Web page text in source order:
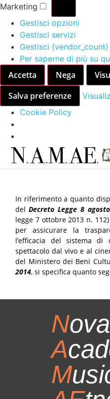
Marketing
Gestisci opzioni
Gestisci servizi
Gestisci
Per saperne di più su
Accetta Nega
Salva preferenze
Cookie Policy
In riferimento a quanto
delDecreto Legge 8
legge 7 ottobre 2013 n.
per assicurare la
l’efficacia del sistema di
spettacolo dal vivo e al
del Ministero dei Beni
2014, si specifica quanto
Nova
A
M